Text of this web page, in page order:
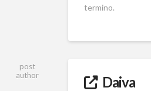
termino.
post
author
Daiva